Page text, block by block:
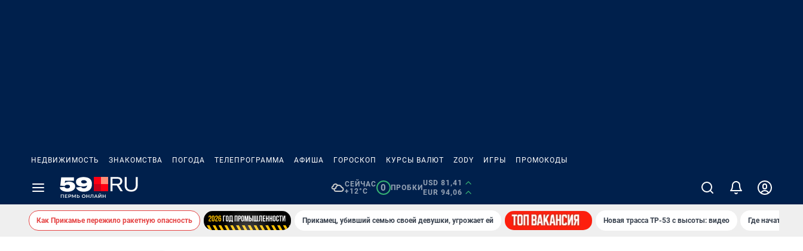
НЕДВИЖИМОСТЬ ЗНАКОМСТВА ПОГОДА ТЕЛЕПРОГРАММА АФИША ГОРОСКОП КУРСЫ ВАЛЮТ ZODY ИГРЫ ПРОМОКОДЫ
СЕЙЧАС
+12°C
0 ПРОБКИ
USD 81,41
EUR 94,06
Как Прикамье пережило ракетную опасность Прикамец, убивший семью своей девушки, угрожает ей Новая трасса ТР-53 с высоты: видео Где начать